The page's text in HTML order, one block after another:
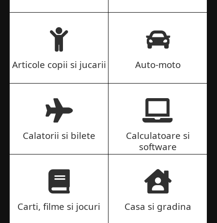
Articole copii si jucarii Auto-moto
Calatorii si bilete
Calculatoare si
software
Carti, filme si jocuri Casa si gradina